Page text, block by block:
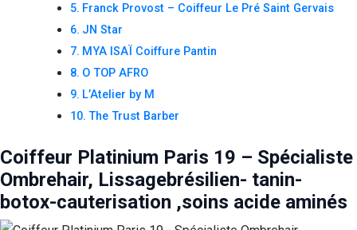
Franck Provost – Coiffeur Le Pré Saint Gervais
JN Star
MYA ISAÏ Coiffure Pantin
O TOP AFRO
L’Atelier by M
The Trust Barber
Coiffeur Platinium Paris 19 – Spécialiste
Ombrehair, Lissagebrésilien- tanin-
botox-cauterisation ,soins acide aminés